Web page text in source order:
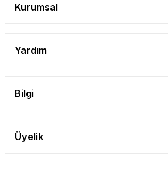
Kurumsal
Yardım
Bilgi
Üyelik